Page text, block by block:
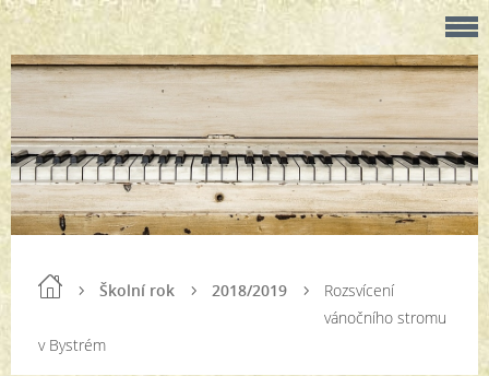
Školní rok 2018/2019
Rozsvícení
vánočního stromu
v Bystrém